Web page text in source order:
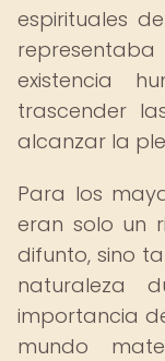
espirituales
existencia
trascender
alcanzar la
Para los
eran solo un
difunto, sino
naturaleza
importancia
mundo